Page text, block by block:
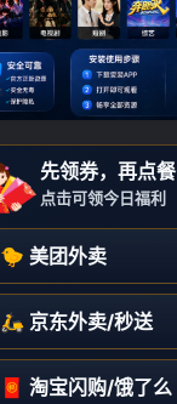
先领券，再点餐
点击可领今日福利
🐤 美团外卖
🛵 京东外卖/秒送
🧧 淘宝闪购/饿了么